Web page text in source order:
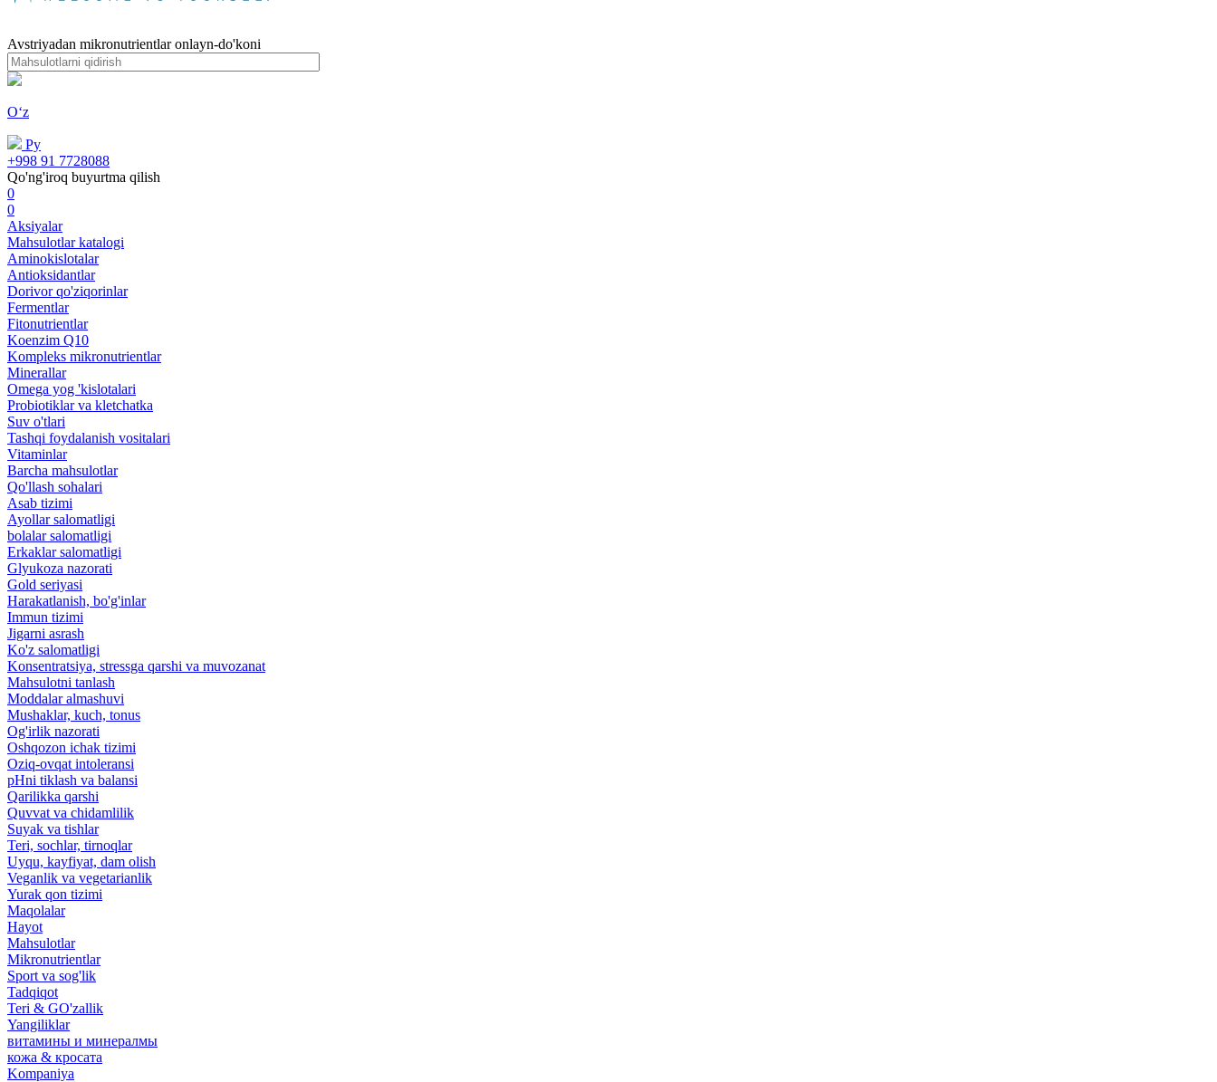
Avstriyadan mikronutrientlar onlayn-do'koni
Oʻz
Ру
+998 91 7728088
Qo'ng'iroq buyurtma qilish
0
0
Aksiyalar
Mahsulotlar katalogi
Aminokislotalar
Antioksidantlar
Dorivor qo'ziqorinlar
Fermentlar
Fitonutrientlar
Koenzim Q10
Kompleks mikronutrientlar
Minerallar
Omega yog 'kislotalari
Probiotiklar va kletchatka
Suv o'tlari
Tashqi foydalanish vositalari
Vitaminlar
Barcha mahsulotlar
Qo'llash sohalari
Asab tizimi
Ayollar salomatligi
bolalar salomatligi
Erkaklar salomatligi
Glyukoza nazorati
Gold seriyasi
Harakatlanish, bo'g'inlar
Immun tizimi
Jigarni asrash
Ko'z salomatligi
Konsentratsiya, stressga qarshi va muvozanat
Mahsulotni tanlash
Moddalar almashuvi
Mushaklar, kuch, tonus
Og'irlik nazorati
Oshqozon ichak tizimi
Oziq-ovqat intoleransi
pHni tiklash va balansi
Qarilikka qarshi
Quvvat va chidamlilik
Suyak va tishlar
Teri, sochlar, tirnoqlar
Uyqu, kayfiyat, dam olish
Veganlik va vegetarianlik
Yurak qon tizimi
Maqolalar
Hayot
Mahsulotlar
Mikronutrientlar
Sport va sog'lik
Tadqiqot
Teri & GO'zallik
Yangiliklar
витамины и минералмы
кожа & кросата
Kompaniya